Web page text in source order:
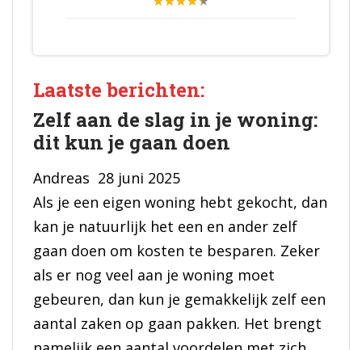
Laatste berichten:
Zelf aan de slag in je woning:
dit kun je gaan doen
Andreas 28 juni 2025
Als je een eigen woning hebt gekocht, dan
kan je natuurlijk het een en ander zelf
gaan doen om kosten te besparen. Zeker
als er nog veel aan je woning moet
gebeuren, dan kun je gemakkelijk zelf een
aantal zaken op gaan pakken. Het brengt